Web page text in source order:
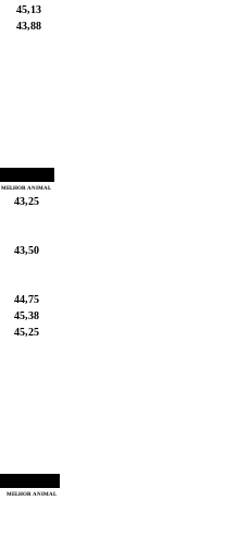
45,13
43,88
MELHOR ANIMAL
43,25
43,50
44,75
45,38
45,25
MELHOR ANIMAL